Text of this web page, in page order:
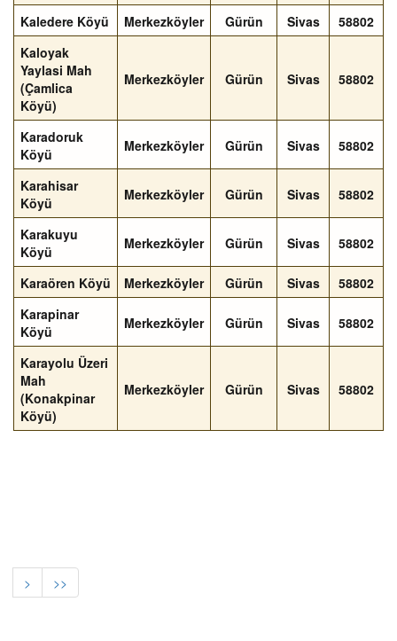
Kaledere Köyü Merkezköyler Gürün Sivas
58802
Kaloyak
Yaylasi Mah
(Çamlica
Köyü)
Merkezköyler Gürün Sivas 58802
Karadoruk
Köyü
Merkezköyler Gürün Sivas 58802
Karahisar
Köyü
Merkezköyler Gürün Sivas 58802
Karakuyu
Köyü
Merkezköyler Gürün Sivas 58802
Karaören Köyü Merkezköyler Gürün Sivas
58802
Karapinar
Köyü
Merkezköyler Gürün Sivas 58802
Karayolu Üzeri
Mah
(Konakpinar
Köyü)
Merkezköyler Gürün Sivas 58802
> >>